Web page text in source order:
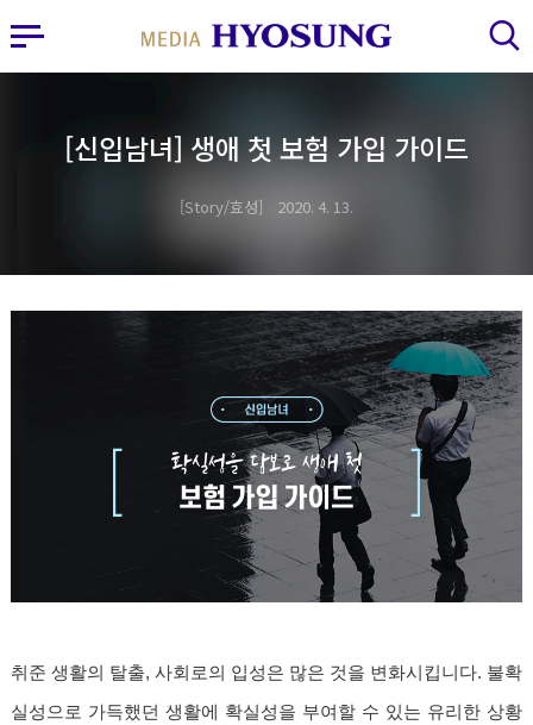
MY FRIEND HYOSUNG
사이드바 열기 검색 레이어 열기
[신입남녀] 생애 첫 보험 가입 가이드
Story/효성 2020. 4. 13.
취준 생활의 탈출, 사회로의 입성은 많은 것을 변화시킵니다. 불확
실성으로 가득했던 생활에 확실성을 부여할 수 있는 유리한 상황